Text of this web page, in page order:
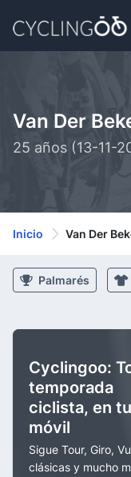
Van Der
25 años (13-11-
Inicio Van Der
Palmarés
Cyclingoo:
temporada
ciclista, en tu
móvil
Sigue Tour, Giro,
clásicas y mucho